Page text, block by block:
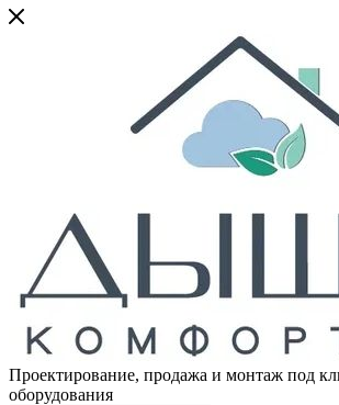
Проектирование, продажа и монтаж под
оборудования